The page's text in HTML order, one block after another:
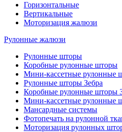
Горизонтальные
Вертикальные
Моторизация жалюзи
Рулонные жалюзи
Рулонные шторы
Коробные рулонные шторы
Мини-кассетные рулонные
Рулонные шторы Зебра
Коробные рулонные шторы
Мини-кассетные рулонные
Мансардные системы
Фотопечать на рулонной
Моторизация рулонных